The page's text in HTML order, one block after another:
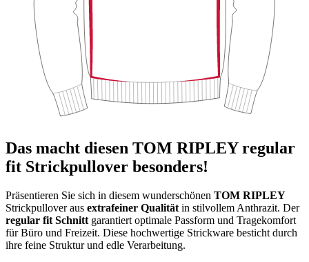
Das macht diesen TOM RIPLEY regular
fit Strickpullover besonders!
Präsentieren Sie sich in diesem wunderschönen TOM RIPLEY
Strickpullover aus extrafeiner Qualitätin stilvollem Anthrazit. Der
regular fit Schnittgarantiert optimale Passform und Tragekomfort
für Büro und Freizeit. Diese hochwertige Strickware besticht durch
ihre feine Struktur und edle Verarbeitung.